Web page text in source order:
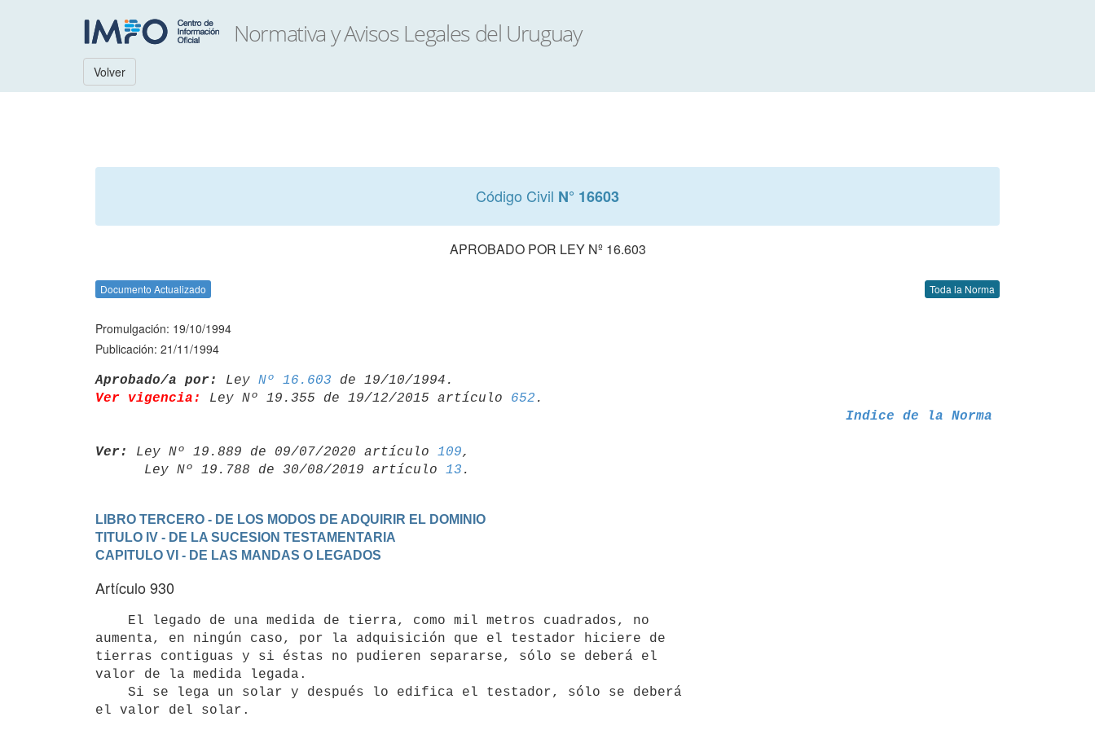
Volver
Código Civil N° 16603
APROBADO POR LEY Nº 16.603
Documento Actualizado Toda la Norma
Promulgación: 19/10/1994
Publicación: 21/11/1994
Aprobado/a por: Ley Nº 16.603
Ver vigencia:
Ley Nº 19.355 de 19/12/2015 artículo 652
Indice de la Norma
Ver: Ley Nº 19.889 de 09/07/2020 artículo 109,
      Ley Nº 19.788 de 30/08/2019 artículo
13
LIBRO TERCERO - DE LOS MODOS DE ADQUIRIR EL DOMINIO
TITULO IV - DE LA SUCESION TESTAMENTARIA
CAPITULO VI - DE LAS MANDAS O LEGADOS
Artículo 930
aumenta, en ningún caso, por la adquisición que el testador hiciere de
tierras contiguas y si éstas no pudieren separarse, sólo se deberá el
valor de la medida legada.